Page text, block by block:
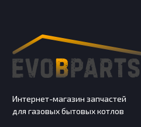
Интернет-магазин запчастей
для газовых бытовых котлов